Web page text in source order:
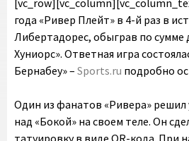
года «Ривер Плейт» в 4-й раз в
Либертадорес, обыграв по сумме
Хуниорс». Ответная игра
Бернабеу» – Sports.ru подробно
Один из фанатов «Ривера» решил
над «Бокой» на своем теле. Он
татуировку в виде QR-кода. При